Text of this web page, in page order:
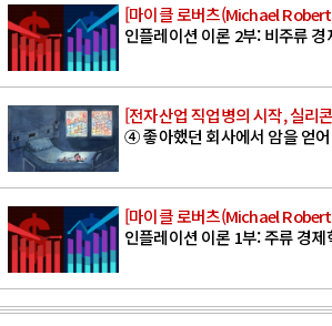
[마이클 로버츠(Michael
인플레이션 이론 2부: 비주류
[전자산업 직업병의 시작, 실리
④ 좋아했던 회사에서 암을 얻어
[마이클 로버츠(Michael
인플레이션 이론 1부: 주류 경제